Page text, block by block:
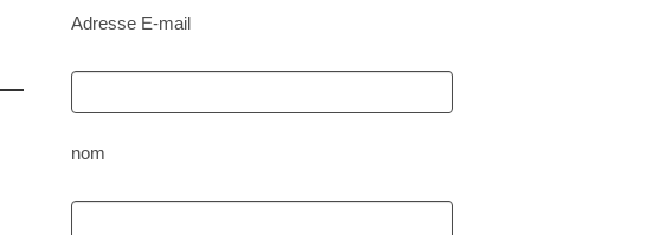
Adresse E-mail
nom